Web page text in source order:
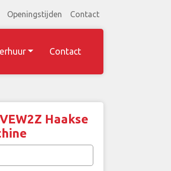
Openingstijden Contact
Contact
Haakse